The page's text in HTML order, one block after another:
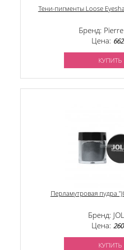
Тени-пигменты Loose
Бренд:
Цена:
КУПИТЬ
Перламутровая пудра
Бренд:
Цена:
КУПИТЬ